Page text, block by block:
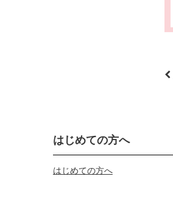
はじめての方へ
はじめての方へ